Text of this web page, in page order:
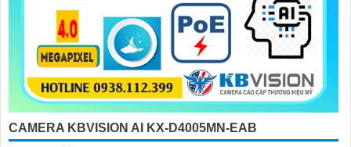
CAMERA KBVISION AI KX-D4005MN-EAB